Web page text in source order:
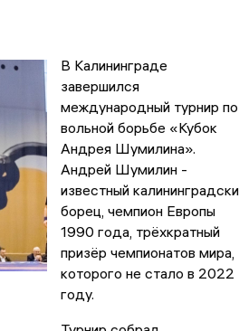
В Калининграде
завершился
международный турнир по
вольной борьбе «Кубок
Андрея Шумилина».
Андрей Шумилин -
известный
борец, чемпион Европы
1990 года, трёхкратный
призёр чемпионатов мира,
которого не стало в 2022
году.